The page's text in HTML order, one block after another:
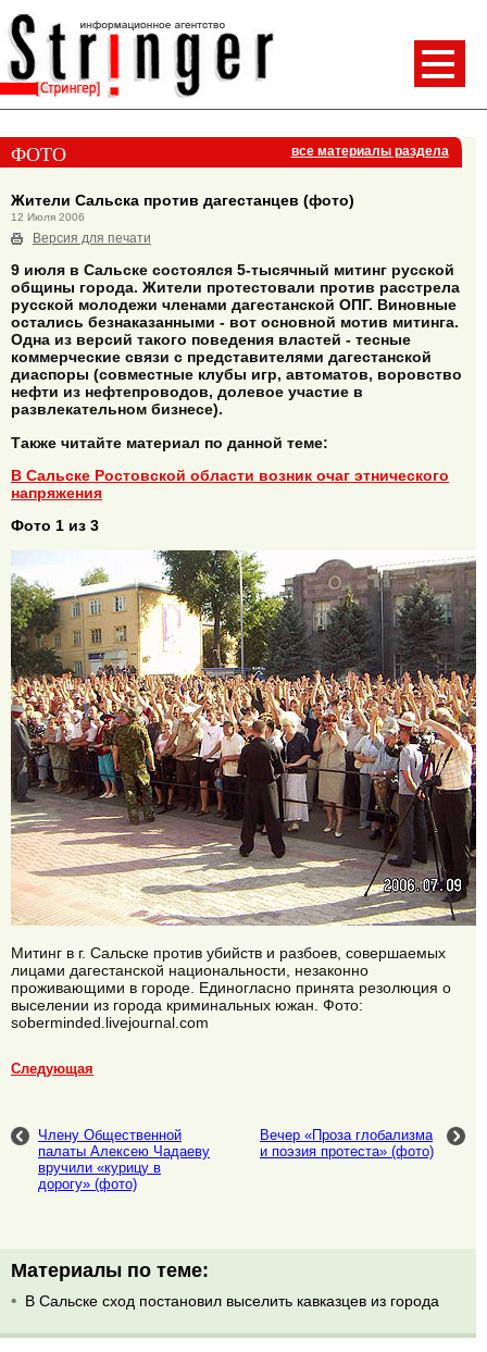
ФОТО все материалы раздела
Жители Сальска против дагестанцев (фото)
12 Июля 2006
Версия для печати
9 июля в Сальске состоялся 5-тысячный митинг русской
общины города. Жители протестовали против расстрела
русской молодежи членами дагестанской ОПГ. Виновные
остались безнаказанными - вот основной мотив митинга.
Одна из версий такого поведения властей - тесные
коммерческие связи с представителями дагестанской
диаспоры (совместные клубы игр, автоматов, воровство
нефти из нефтепроводов, долевое участие в
развлекательном бизнесе).
Также читайте материал по данной теме:
В Сальске Ростовской области возник очаг этнического
напряжения
Фото 1 из 3
Митинг в г. Сальске против убийств и разбоев, совершаемых
лицами дагестанской национальности, незаконно
проживающими в городе. Единогласно принята резолюция о
выселении из города криминальных южан. Фото:
soberminded.livejournal.com
Следующая
Члену Общественной
палаты Алексею Чадаеву
вручили «курицу в
дорогу» (фото)
Вечер «Проза глобализма
и поэзия протеста» (фото)
Материалы по теме:
В Сальске сход постановил выселить кавказцев из города